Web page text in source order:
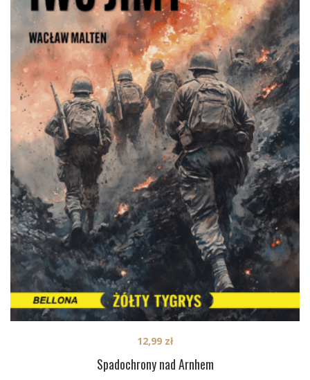
Spadochrony nad Arnhem
12,99 zł